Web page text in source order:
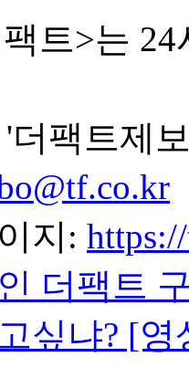
트>는
'더팩트제
지:
더팩트
싶냐? [